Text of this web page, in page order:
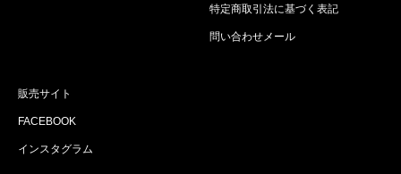
特定商取引法に基づく表記
問い合わせメール
販売サイト
FACEBOOK
インスタグラム